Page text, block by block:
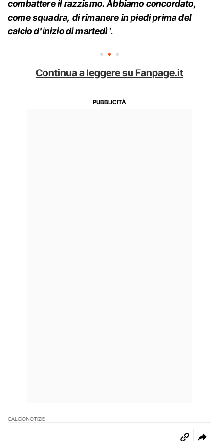
combattere il razzismo. Abbiamo concordato,
come squadra, di rimanere in piedi prima del
calcio d'inizio di martedì".
Continua a leggere su Fanpage.it
CALCIONOTIZIE